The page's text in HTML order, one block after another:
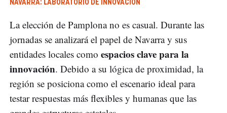
NAVARRA: LABORATORIO DE INNOVACIÓN
La elección de Pamplona no es casual. Durante las
jornadas se analizará el papel de Navarra y sus
entidades locales como espacios clave para la
innovación. Debido a su lógica de proximidad, la
región se posiciona como el escenario ideal para
testar respuestas más flexibles y humanas que las